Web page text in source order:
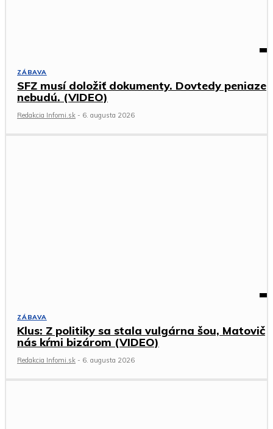
ZÁBAVA
SFZ musí doložiť dokumenty. Dovtedy peniaze
nebudú. (VIDEO)
Redakcia Infomi.sk - 6. augusta 2026
ZÁBAVA
Klus: Z politiky sa stala vulgárna šou, Matovič
nás kŕmi bizárom (VIDEO)
Redakcia Infomi.sk - 6. augusta 2026